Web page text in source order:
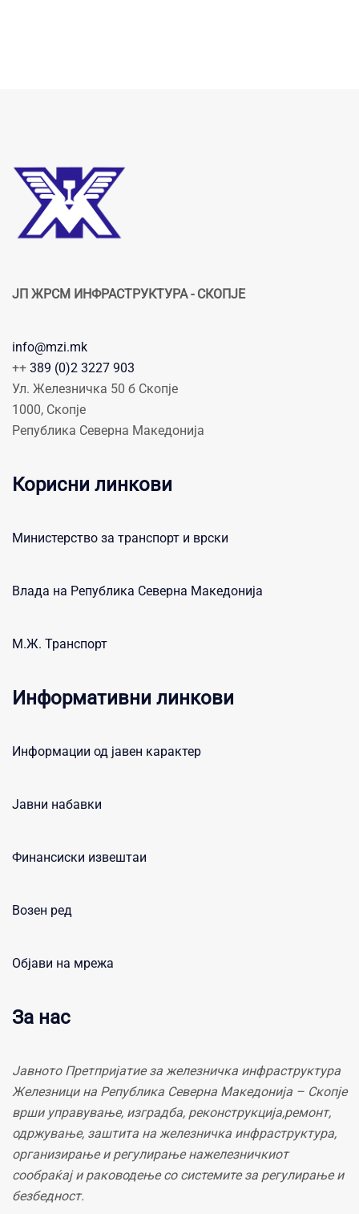
ЈП ЖРСМ ИНФРАСТРУКТУРА - СКОПЈЕ
info@mzi.mk
++ 389 (0)2 3227 903
Ул. Железничка 50 б Скопје
1000, Скопје
Република Северна Македонија
Корисни линкови
Министерство за транспорт и врски
Влада на Република Северна Македонија
М.Ж. Транспорт
Информативни линкови
Информации од јавен карактер
Јавни набавки
Финансиски извештаи
Возен ред
Објави на мрежа
За нас
Јавното Претпријатие за железничка инфраструктура
Железници на Република Северна Македонија – Скопје
врши управување, изградба, реконструкција,ремонт,
одржување, заштита на железничка инфраструктура,
организирање и регулирање нажелезничкиот
сообраќај и раководење со системите за регулирање и
безбедност.